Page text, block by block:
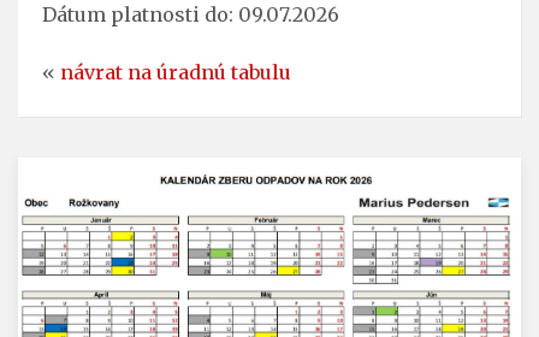
Dátum platnosti do: 09.07.2026
« návrat na úradnú tabulu